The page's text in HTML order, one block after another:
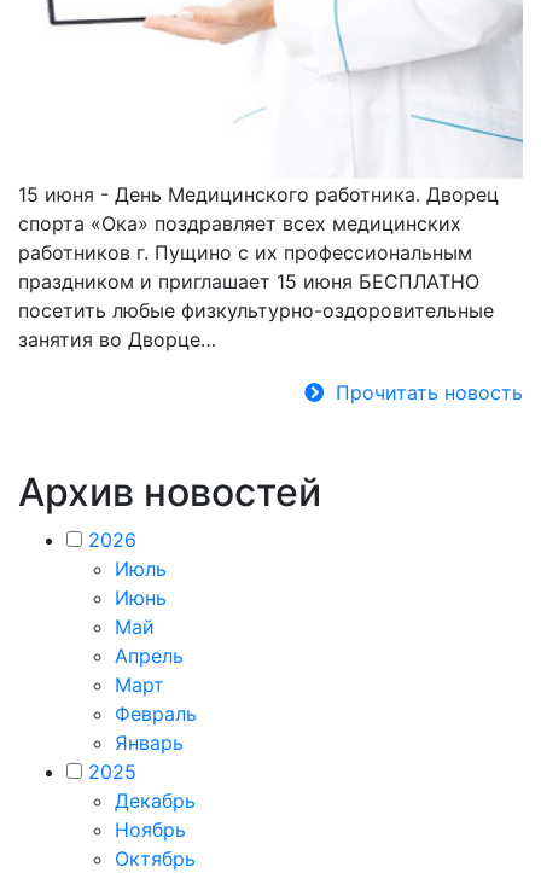
15 июня - День Медицинского работника. Дворец
спорта «Ока» поздравляет всех медицинских
работников г. Пущино с их профессиональным
праздником и приглашает 15 июня БЕСПЛАТНО
посетить любые физкультурно-оздоровительные
занятия во Дворце…
Прочитать новость
Архив новостей
2026
Июль
Июнь
Май
Апрель
Март
Февраль
Январь
2025
Декабрь
Ноябрь
Октябрь